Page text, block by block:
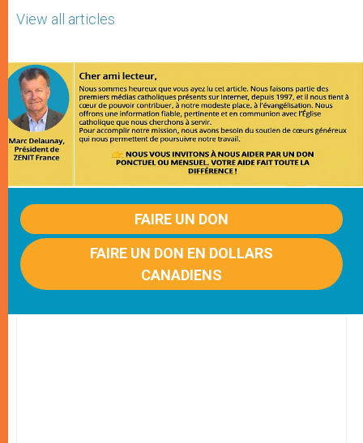
View all articles
FAIRE UN DON
FAIRE UN DON EN DOLLARS
CANADIENS